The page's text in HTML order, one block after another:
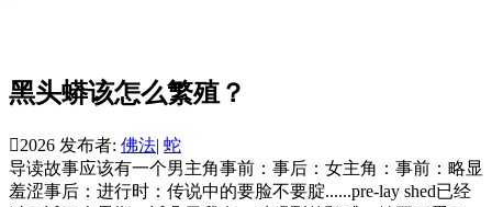
黑头蟒该怎么繁殖？
2026 发布者: 佛法| 蛇
导读故事应该有一个男主角事前：事后：女主角：事前：略显
羞涩事后：进行时：传说中的要脸不要腚......pre-lay shed已经